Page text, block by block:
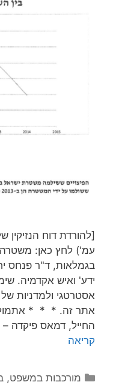
בגמלאות, ד"ר פנחס
ידע' ואיש אקדמיה.
אסטרטגי ולמדניות
אתר זה. * * * אתמול
החייל, דמאס פיקדה
קריאה
קטגוריות
מורכבות במשפט,